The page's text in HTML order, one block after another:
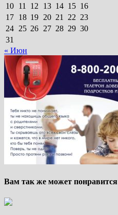
10 11 12 13 14 15 16
17 18 19 20 21 22 23
24 25 26 27 28 29 30
31
« Июн
Вам так же может понравится